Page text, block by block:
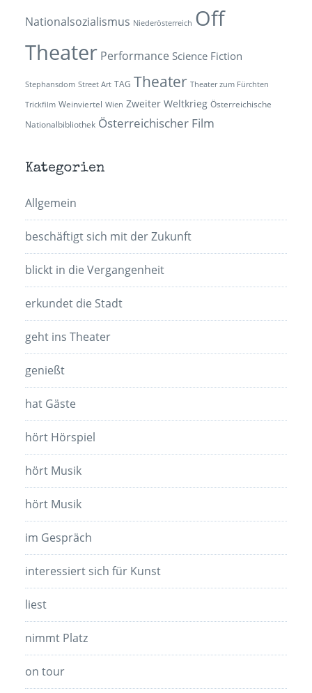
Nationalsozialismus Niederösterreich Off
Theater Performance Science Fiction
Stephansdom Street Art TAG Theater Theater zum Fürchten
Trickfilm Weinviertel Wien Zweiter Weltkrieg Österreichische
Nationalbibliothek Österreichischer Film
Kategorien
Allgemein
beschäftigt sich mit der Zukunft
blickt in die Vergangenheit
erkundet die Stadt
geht ins Theater
genießt
hat Gäste
hört Hörspiel
hört Musik
hört Musik
im Gespräch
interessiert sich für Kunst
liest
nimmt Platz
on tour